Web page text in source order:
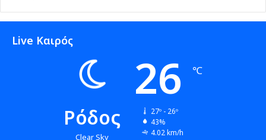
Live Καιρός
Ρόδος
Clear Sky
26 ℃
27º - 26º
43%
4.02 km/h